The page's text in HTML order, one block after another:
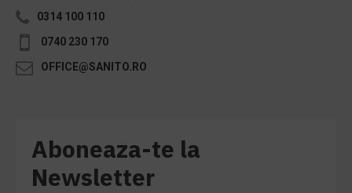
0314 100 110
0740 230 170
OFFICE@SANITO.RO
Aboneaza-te la
Newsletter